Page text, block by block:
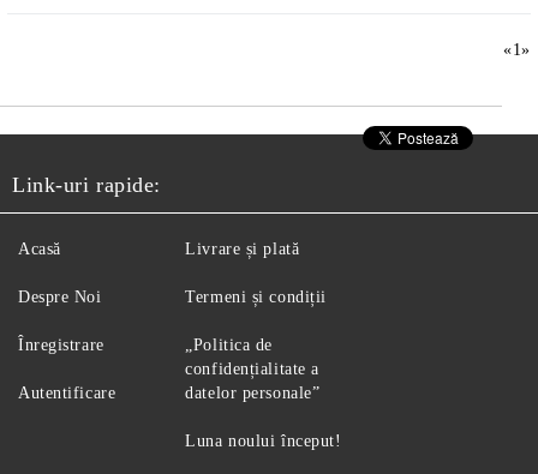
«1»
Link-uri rapide:
Acasă
Despre Noi
Înregistrare
Autentificare
Livrare și plată
Termeni și condiții
„Politica de
confidențialitate a
datelor personale”
Luna noului început!